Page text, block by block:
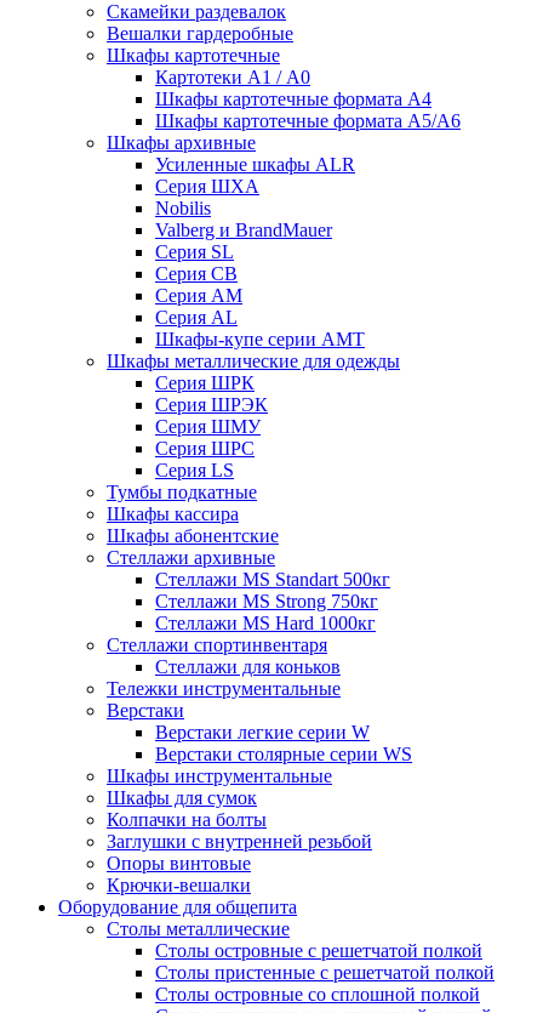
Скамейки раздевалок
Вешалки гардеробные
Шкафы картотечные
Картотеки А1 / А0
Шкафы картотечные формата А4
Шкафы картотечные формата А5/А6
Шкафы архивные
Усиленные шкафы ALR
Серия ШХА
Nobilis
Valberg и BrandMauer
Cерия SL
Серия СВ
Серия АМ
Серия AL
Шкафы-купе серии AMT
Шкафы металлические для одежды
Серия ШРК
Серия ШРЭК
Серия ШМУ
Серия ШРС
Серия LS
Тумбы подкатные
Шкафы кассира
Шкафы абонентские
Стеллажи архивные
Стеллажи MS Standart 500кг
Стеллажи MS Strong 750кг
Стеллажи MS Hard 1000кг
Стеллажи спортинвентаря
Стеллажи для коньков
Тележки инструментальные
Верстаки
Верстаки легкие серии W
Верстаки столярные серии WS
Шкафы инструментальные
Шкафы для сумок
Колпачки на болты
Заглушки с внутренней резьбой
Опоры винтовые
Крючки-вешалки
Оборудование для общепита
Столы металлические
Столы островные с решетчатой полкой
Столы пристенные с решетчатой полкой
Столы островные со сплошной полкой